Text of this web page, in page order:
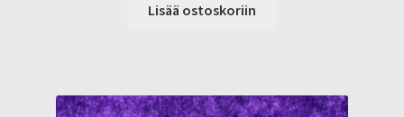
Lisää ostoskoriin